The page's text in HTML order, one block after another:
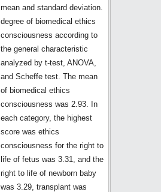
mean and standard deviation.
degree of biomedical ethics
consciousness according to
the general characteristic
analyzed by t-test, ANOVA,
and Scheffe test. The mean
of biomedical ethics
consciousness was 2.93. In
each category, the highest
score was ethics
consciousness for the right to
life of fetus was 3.31, and the
right to life of newborn baby
was 3.29, transplant was